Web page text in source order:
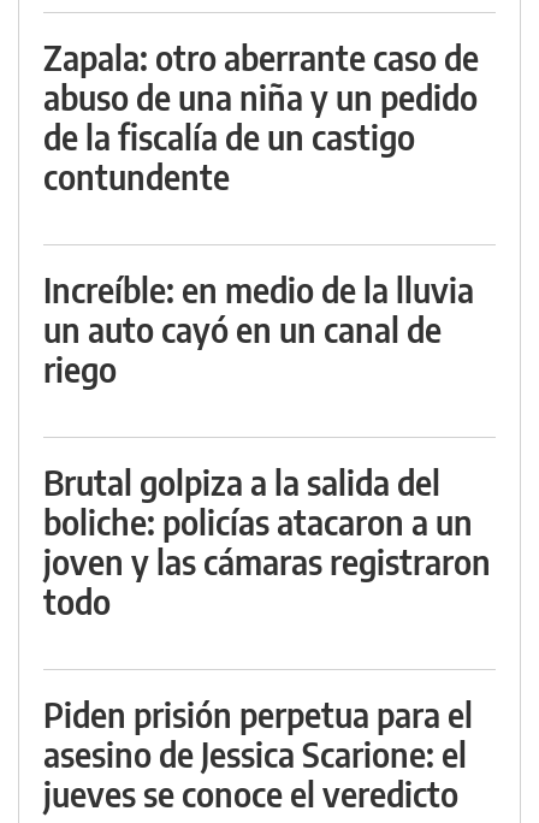
Zapala: otro aberrante caso de
abuso de una niña y un pedido
de la fiscalía de un castigo
contundente
Increíble: en medio de la lluvia
un auto cayó en un canal de
riego
Brutal golpiza a la salida del
boliche: policías atacaron a un
joven y las cámaras registraron
todo
Piden prisión perpetua para el
asesino de Jessica Scarione: el
jueves se conoce el veredicto